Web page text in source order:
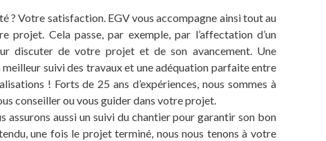
? Votre satisfaction. EGV vous accompagne ainsi tout au
projet. Cela passe, par exemple, par l’affectation d’un
discuter de votre projet et de son avancement. Une
suivi des travaux et une adéquation parfaite entre
! Forts de 25 ans d’expériences, nous sommes à
conseiller ou vous guider dans votre projet.
assurons aussi un suivi du chantier pour garantir son bon
une fois le projet terminé, nous nous tenons à votre